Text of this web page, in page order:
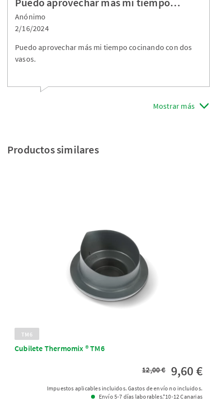
Anónimo
2/16/2024
Puedo aprovechar más mi tiempo cocinando con dos
vasos.
Mostrar más
Productos similares
TM6
Cubilete Thermomix ® TM6
12,00 € 9,60 €
Impuestos aplicables incluidos. Gastos de envío no incluidos.
Envío 5-7 días laborables.*10-12 Canarias